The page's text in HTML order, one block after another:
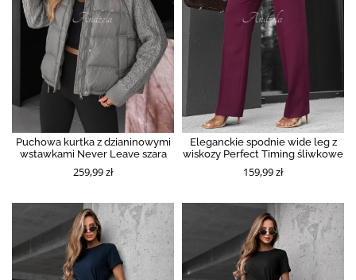
Puchowa kurtka z dzianinowymi
wstawkami Never Leave szara
259,99 zł
Eleganckie spodnie wide leg z
wiskozy Perfect Timing śliwkowe
159,99 zł